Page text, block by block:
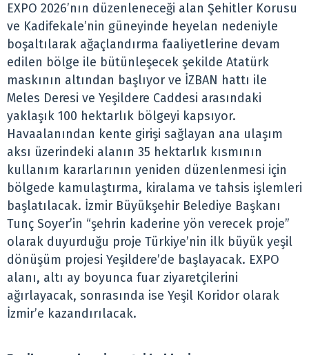
EXPO 2026’nın düzenleneceği alan Şehitler Korusu
ve Kadifekale’nin güneyinde heyelan nedeniyle
boşaltılarak ağaçlandırma faaliyetlerine devam
edilen bölge ile bütünleşecek şekilde Atatürk
maskının altından başlıyor ve İZBAN hattı ile
Meles Deresi ve Yeşildere Caddesi arasındaki
yaklaşık 100 hektarlık bölgeyi kapsıyor.
Havaalanından kente girişi sağlayan ana ulaşım
aksı üzerindeki alanın 35 hektarlık kısmının
kullanım kararlarının yeniden düzenlenmesi için
bölgede kamulaştırma, kiralama ve tahsis işlemleri
başlatılacak. İzmir Büyükşehir Belediye Başkanı
Tunç Soyer’in “şehrin kaderine yön verecek proje”
olarak duyurduğu proje Türkiye’nin ilk büyük yeşil
dönüşüm projesi Yeşildere’de başlayacak. EXPO
alanı, altı ay boyunca fuar ziyaretçilerini
ağırlayacak, sonrasında ise Yeşil Koridor olarak
İzmir’e kazandırılacak.